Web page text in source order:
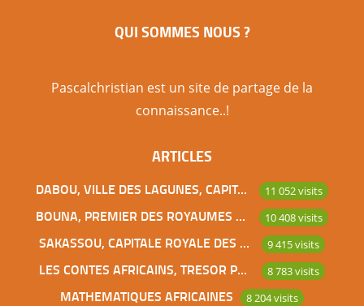
Ermenonville… de ces villes du sud de l’Oise de
parisiens aisés. Articles similaires : Fondation
Louis Vuitton Musée du Quai Branly Le Centre
Tata de Chasselay, lien de sang entre […]
QUI SOMMES NOUS ?
Pascalchristian est un site de partage de la
connaissance..!
ARTICLES
DABOU, VILLE DES LAGUNES, CAPITALE DES ADJOUKROU 11 052 visits
BOUNA, PREMIER DES ROYAUMES DE CÔTE D’IVOIRE 10 408 visits
SAKASSOU, CAPITALE ROYALE DES BAOULES 9 415 visits
LES CONTES AFRICAINS, TRESOR POUR L’HUMANITE 8 783 visits
MATHEMATIQUES AFRICAINES 8 204 visits